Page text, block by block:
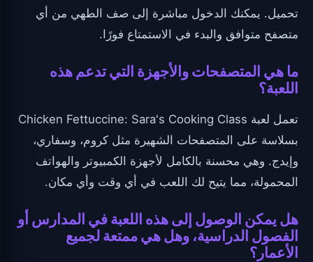
تحميل. يمكنك الدخول مباشرة إلى صف الطهي من أي
متصفح متوافق والبدء في الاستمتاع فورًا.
ما هي المتصفحات والأجهزة التي تدعم هذه
اللعبة؟
تعمل لعبة Chicken Fettuccine: Sara's Cooking Class
بسلاسة على المتصفحات الشهيرة مثل كروم، وسفاري،
وإيدج. وهي محسنة بالكامل لأجهزة الكمبيوتر والهواتف
المحمولة، مما يتيح لك اللعب في أي وقت وأي مكان.
هل يمكن الوصول إلى هذه اللعبة في المدارس أو
الفصول الدراسية، وهل هي ممتعة لجميع
الأعمار؟